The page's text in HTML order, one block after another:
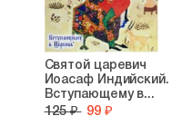
Святой царевич
Иоасаф Индийский.
Вступающему в...
125 ₽ 99 ₽